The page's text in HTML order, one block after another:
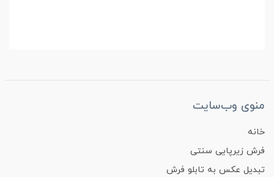
منوی وب‌سایت
خانه
فرش زیرپایی سنتی
تبدیل عکس به تابلو فرش